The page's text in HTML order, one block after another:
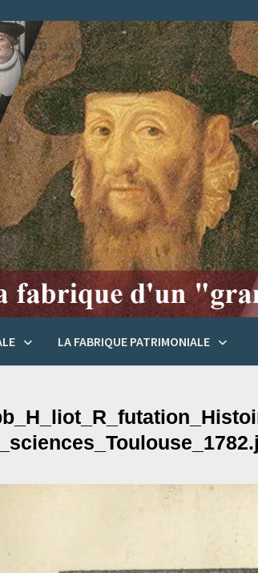
LA FABRIQUE PATRIMONIALE